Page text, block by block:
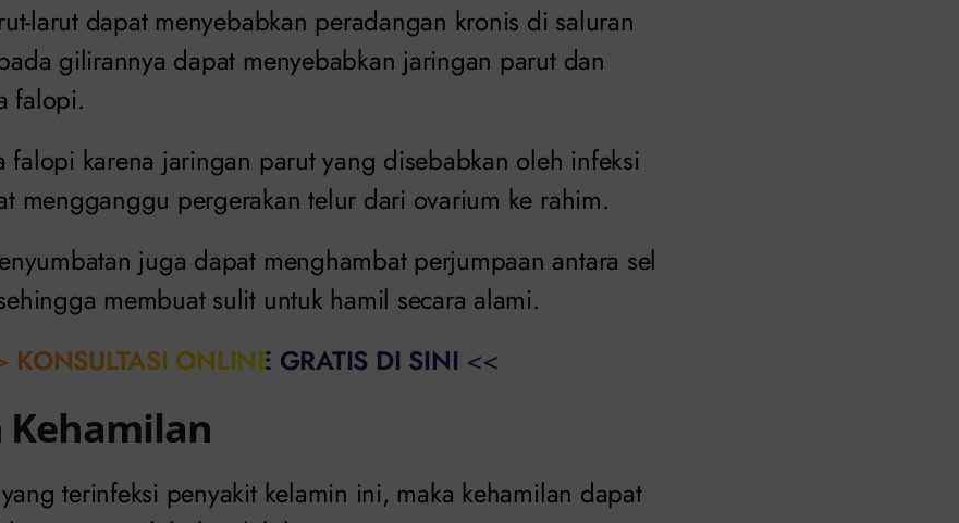
larut dapat menyebabkan peradangan kronis di saluran
gilirannya dapat menyebabkan jaringan parut dan
falopi.
falopi karena jaringan parut yang disebabkan oleh infeksi
mengganggu pergerakan telur dari ovarium ke rahim.
juga dapat menghambat perjumpaan antara sel
membuat sulit untuk hamil secara alami.
KONSULTASI ONLINE GRATIS DI SINI <<
Kehamilan
terinfeksi penyakit kelamin ini, maka kehamilan dapat